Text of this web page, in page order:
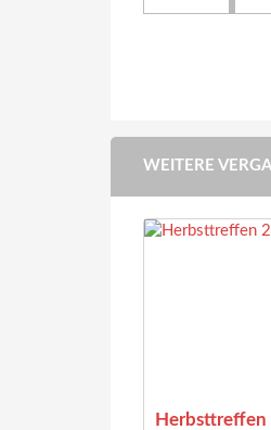
WEITERE
Herbsttreffen